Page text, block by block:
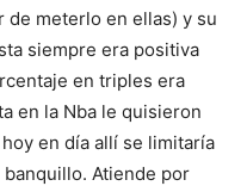
de meterlo en ellas) y su
siempre era positiva
en triples era
en la Nba le quisieron
en día allí se limitaría
Atiende por